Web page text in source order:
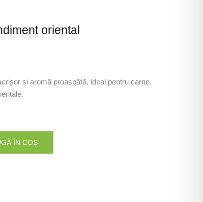
oriental
și aromă proaspătă, ideal pentru carne,
ÎN COȘ